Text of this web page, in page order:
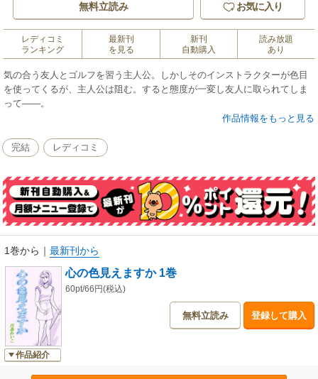
無料立読み お気に入り
レディコミ
ランキング
最新刊
を見る
新刊
自動購入
読み放題
あり
気の合う友人とゴルフを習う主人公。しかしそのインストラクターが色目
を使ってくるが、主人公は阻む。すると態度が一変し友人に取られてしま
って――。
作品情報をもっと見る
完結 レディコミ
1巻から ｜ 最新刊から
作品紹介
心の色見えますか 1巻
60pt/66円(税込)
無料立読み 登録して購入